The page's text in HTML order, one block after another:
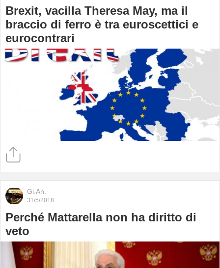
Brexit, vacilla Theresa May, ma il
braccio di ferro è tra euroscettici e
eurocontrari
Gi.An.
31/5/2018
Perché Mattarella non ha diritto di
veto